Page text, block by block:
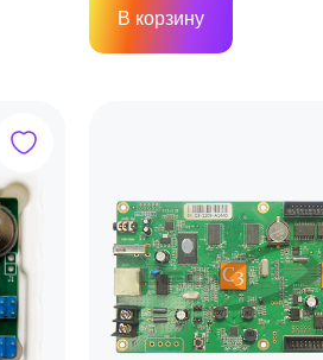
В корзину